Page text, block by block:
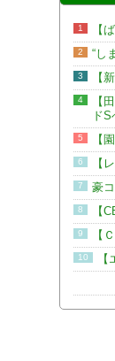
1 【
2 “し
3 【
4
【
ド
5 【
6 【
7 豪
8 【
9 【
10